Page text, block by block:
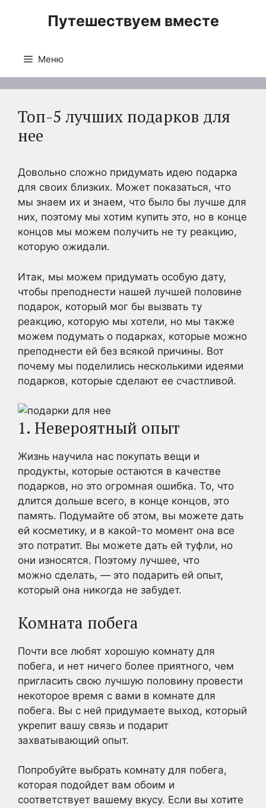
Путешествуем вместе
Меню
Топ-5 лучших подарков для
нее
Довольно сложно придумать идею подарка
для своих близких. Может показаться, что
мы знаем их и знаем, что было бы лучше для
них, поэтому мы хотим купить это, но в конце
концов мы можем получить не ту реакцию,
которую ожидали.
Итак, мы можем придумать особую дату,
чтобы преподнести нашей лучшей половине
подарок, который мог бы вызвать ту
реакцию, которую мы хотели, но мы также
можем подумать о подарках, которые можно
преподнести ей без всякой причины. Вот
почему мы поделились несколькими идеями
подарков, которые сделают ее счастливой.
1. Невероятный опыт
Жизнь научила нас покупать вещи и
продукты, которые остаются в качестве
подарков, но это огромная ошибка. То, что
длится дольше всего, в конце концов, это
память. Подумайте об этом, вы можете дать
ей косметику, и в какой-то момент она все
это потратит. Вы можете дать ей туфли, но
они износятся. Поэтому лучшее, что
можно сделать, — это подарить ей опыт,
который она никогда не забудет.
Комната побега
Почти все любят хорошую комнату для
побега, и нет ничего более приятного, чем
пригласить свою лучшую половину провести
некоторое время с вами в комнате для
побега. Вы с ней придумаете выход, который
укрепит вашу связь и подарит
захватывающий опыт.
Попробуйте выбрать комнату для побега,
которая подойдет вам обоим и
соответствует вашему вкусу. Если вы хотите